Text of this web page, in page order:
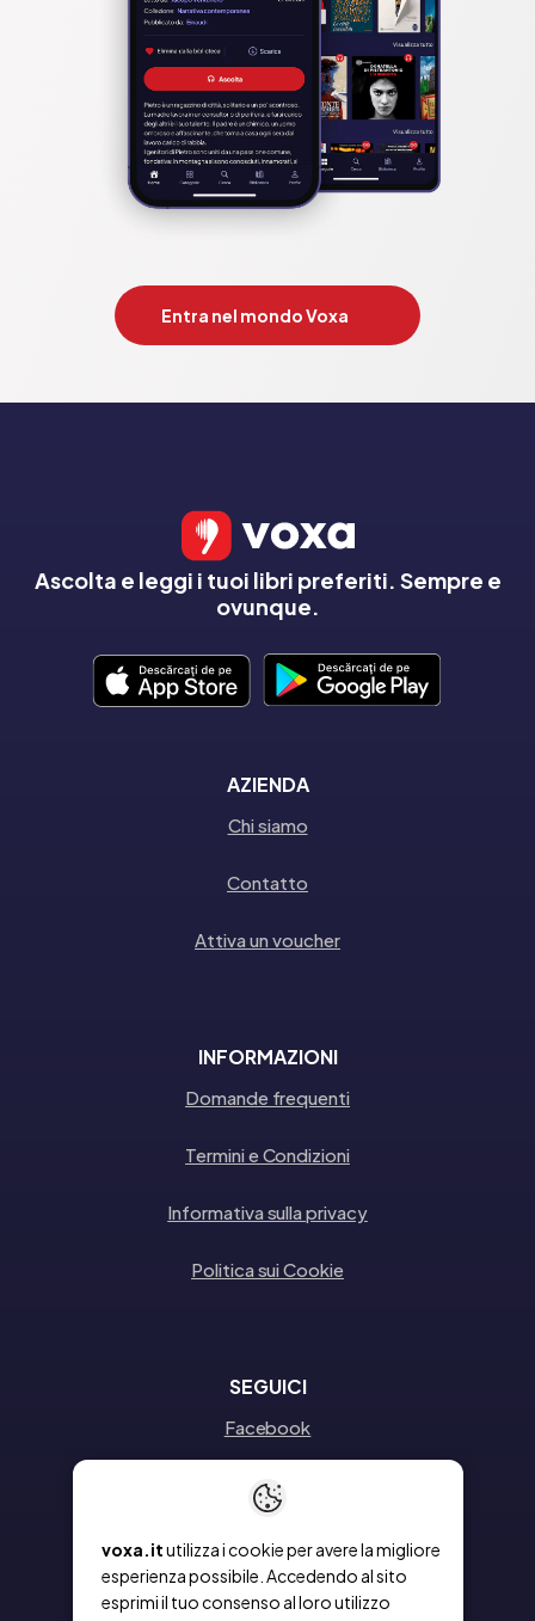
Entra nel mondo Voxa
voxa.itutilizza i cookie per avere la migliore
esperienza possibile. Accedendo al sito
esprimi il tuo consenso al loro utilizzo
Ascolta e leggi i tuoi libri preferiti. Sempre e
ovunque.
AZIENDA
Chi siamo
Contatto
Attiva un voucher
INFORMAZIONI
Domande frequenti
Termini e Condizioni
Informativa sulla privacy
Politica sui Cookie
SEGUICI
Facebook
Instagram
Linkedin